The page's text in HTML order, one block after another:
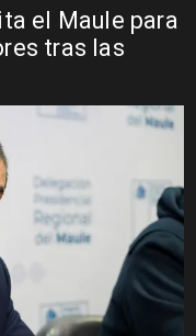
el Maule para
tras las